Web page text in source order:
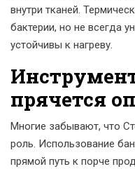
внутри тканей.
бактерии, но не всегда
устойчивы к нагреву.
прячется
Многие забывают, что
роль. Использование
прямой путь к порче